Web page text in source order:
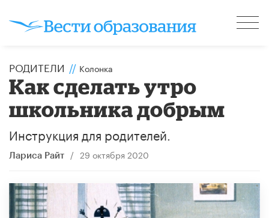
РОДИТЕЛИ // Колонка
Как сделать утро
школьника добрым
Инструкция для родителей.
Лариса Райт / 29 октября 2020